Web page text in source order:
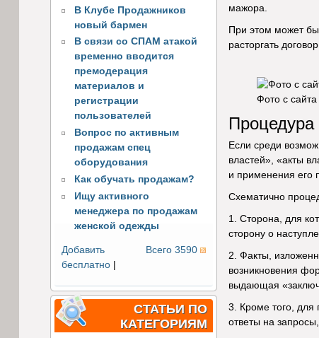
В Клубе Продажников
новый бармен
В связи со СПАМ атакой
временно вводится
премодерация
материалов и
регистрации
пользователей
Вопрос по активным
продажам спец
оборудования
Как обучать продажам?
Ищу активного
менеджера по продажам
женской одежды
Всего 3590
Добавить
бесплатно|
СТАТЬИ ПО
КАТЕГОРИЯМ
мажора.
При этом может
расторгать
Фото с
Если среди
властей», «акты
и применения его
Схематично
1. Сторона, для
сторону о
2. Факты,
возникновения
выдающая
3. Кроме того, для
ответы на